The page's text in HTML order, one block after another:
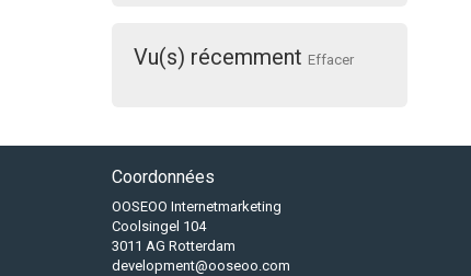
Vu(s) récemment Effacer
Coordonnées
OOSEOO Internetmarketing
Coolsingel 104
3011 AG Rotterdam
development@ooseoo.com